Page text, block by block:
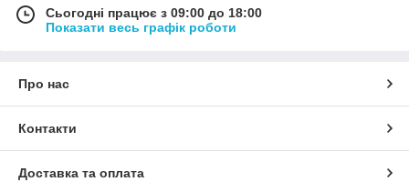
Сьогодні працює з 09:00 до 18:00
Показати весь графік роботи
Про нас
Контакти
Доставка та оплата